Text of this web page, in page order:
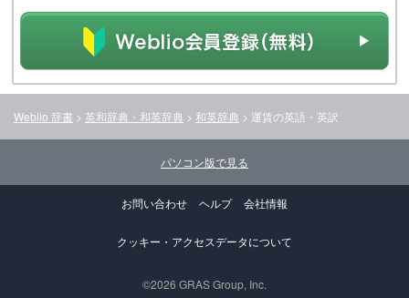
Weblio 辞書 > 英和辞典・和英辞典 > 和英辞典 > 運賃の英語・英訳
パソコン版で見る
お問い合わせ ヘルプ 会社情報
クッキー・アクセスデータについて
©2026 GRAS Group, Inc.